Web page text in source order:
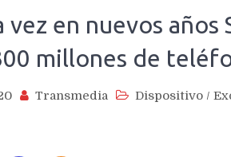
vez en nuevos años
millones de
Transmedia Dispositivo /